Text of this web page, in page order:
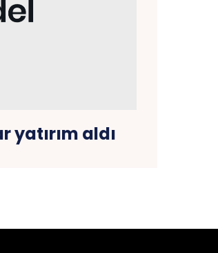
yatırım aldı